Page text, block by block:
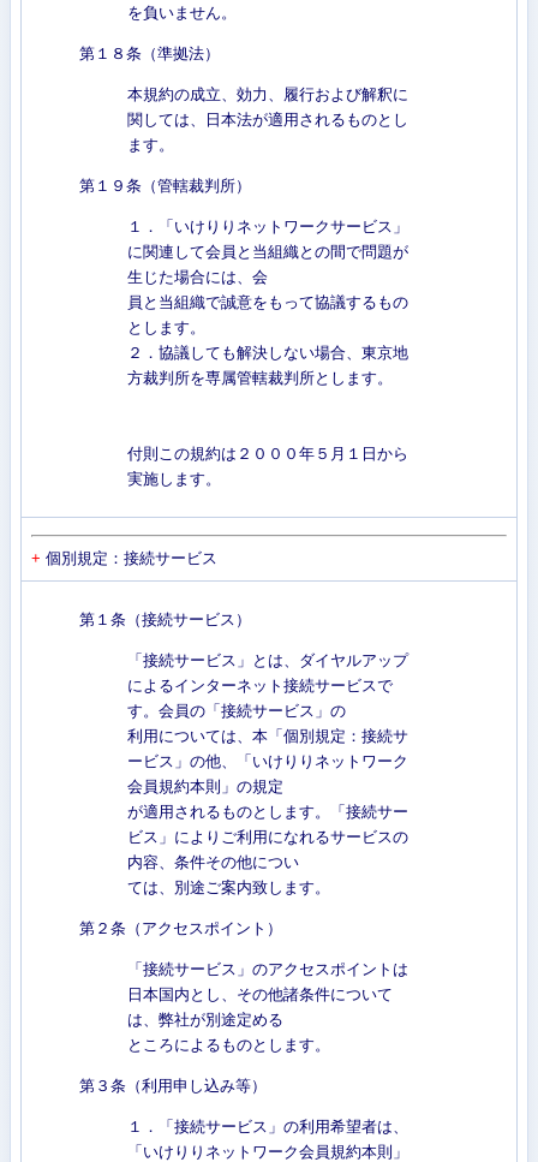
を負いません。
第１８条（準拠法）
本規約の成立、効力、履行および解釈に
関しては、日本法が適用されるものとし
ます。
第１９条（管轄裁判所）
１．「いけりりネットワークサービス」
に関連して会員と当組織との間で問題が
生じた場合には、会
員と当組織で誠意をもって協議するもの
とします。
２．協議しても解決しない場合、東京地
方裁判所を専属管轄裁判所とします。
付則この規約は２０００年５月１日から
実施します。
+ 個別規定：接続サービス
第１条（接続サービス）
「接続サービス」とは、ダイヤルアップ
によるインターネット接続サービスで
す。会員の「接続サービス」の
利用については、本「個別規定：接続サ
ービス」の他、「いけりりネットワーク
会員規約本則」の規定
が適用されるものとします。「接続サー
ビス」によりご利用になれるサービスの
内容、条件その他につい
ては、別途ご案内致します。
第２条（アクセスポイント）
「接続サービス」のアクセスポイントは
日本国内とし、その他諸条件について
は、弊社が別途定める
ところによるものとします。
第３条（利用申し込み等）
１．「接続サービス」の利用希望者は、
「いけりりネットワーク会員規約本則」